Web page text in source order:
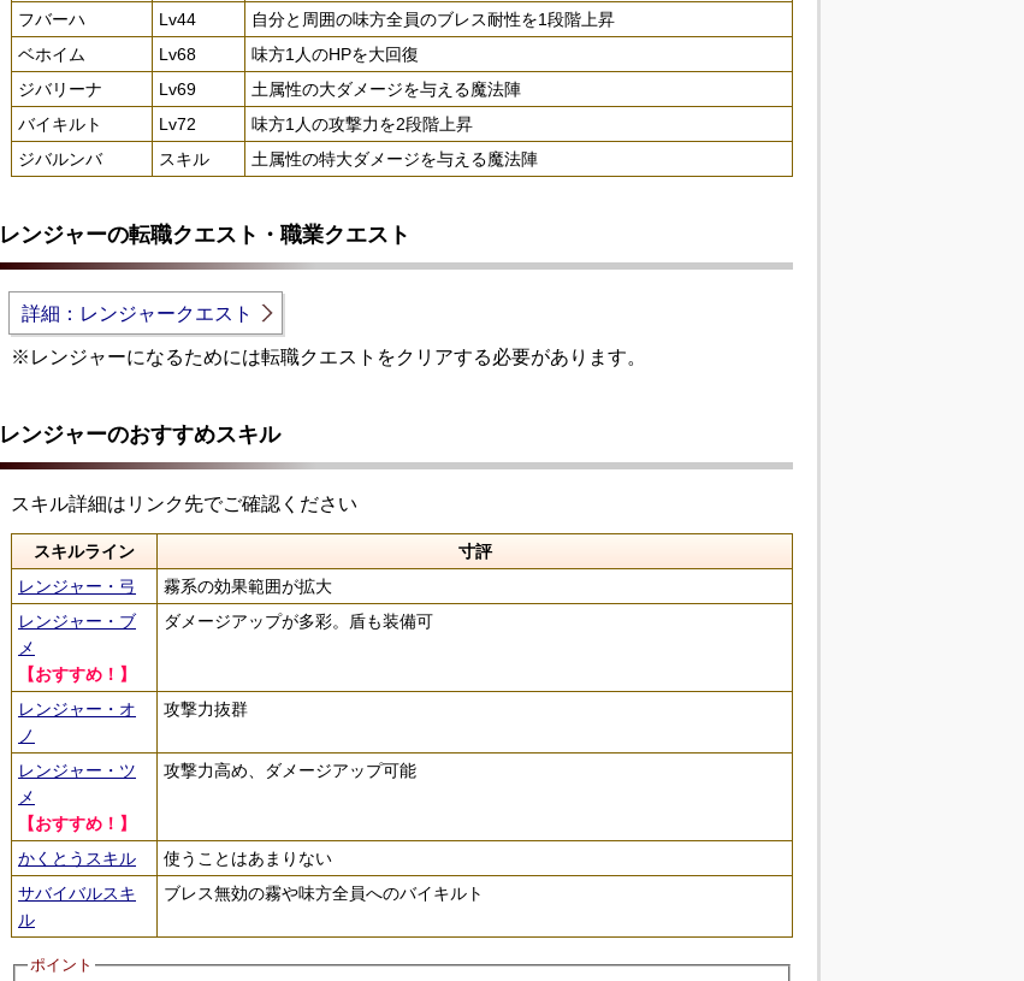
フバーハ
Lv44
自分と周囲の味方全員のブレス耐性を1段階上昇
ベホイム
Lv68
味方1人のHPを大回復
ジバリーナ
Lv69
土属性の大ダメージを与える魔法陣
バイキルト
Lv72
味方1人の攻撃力を2段階上昇
ジバルンバ
スキル 土属性の特大ダメージを与える魔法陣
レンジャーの転職クエスト・職業クエスト
詳細：レンジャークエスト
※レンジャーになるためには転職クエストをクリアする必要があります。
レンジャーのおすすめスキル
スキル詳細はリンク先でご確認ください
スキルライン
寸評
レンジャー・弓
霧系の効果範囲が拡大
レンジャー・ブ
メ
【おすすめ！】
ダメージアップが多彩。盾も装備可
レンジャー・オ
ノ
攻撃力抜群
レンジャー・ツ
メ
【おすすめ！】
攻撃力高め、ダメージアップ可能
かくとうスキル
使うことはあまりない
サバイバルスキ
ル
ブレス無効の霧や味方全員へのバイキルト
ポイント